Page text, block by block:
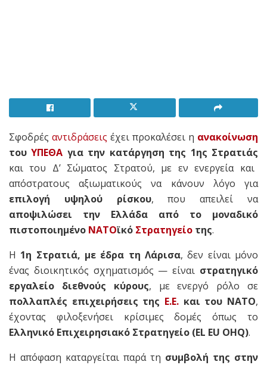
Σφοδρές αντιδράσεις έχει προκαλέσει η ανακοίνωση
τουΥΠΕΘΑ για την κατάργηση της 1ης Στρατιάς
και του Δ’ Σώματος Στρατού, με εν ενεργεία και
απόστρατους αξιωματικούς να κάνουν λόγο για
επιλογή υψηλού ρίσκου, που απειλεί να
αποψιλώσει την Ελλάδα από το μοναδικό
πιστοποιημένο ΝΑΤΟϊκό Στρατηγείο της.
Η 1η Στρατιά, με έδρα τη Λάρισα, δεν είναι μόνο
ένας διοικητικός σχηματισμός — είναι στρατηγικό
εργαλείο διεθνούς κύρους, με ενεργό ρόλο σε
πολλαπλές επιχειρήσεις της Ε.Ε. και του ΝΑΤΟ,
έχοντας φιλοξενήσει κρίσιμες δομές όπως το
Ελληνικό Επιχειρησιακό Στρατηγείο (EL EU OHQ).
Η απόφαση καταργείται παρά τη συμβολή της στην